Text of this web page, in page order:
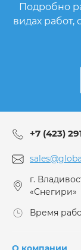
Подробно
видах
+7 (423)
г.
«Снегири»
Время